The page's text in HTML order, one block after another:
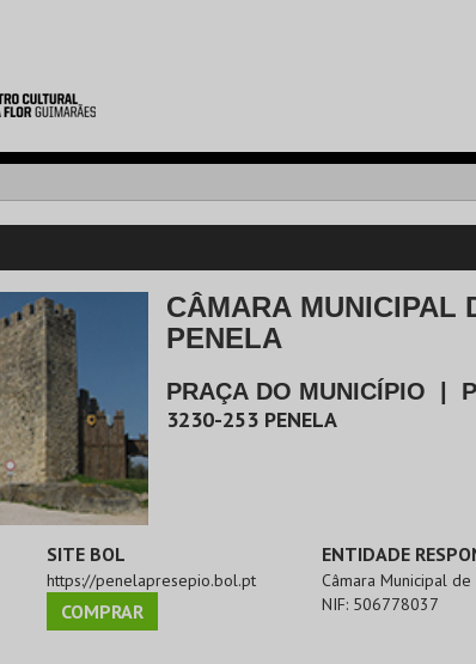
CÂMARA MUNICIPAL
PENELA
PRAÇA DO MUNICÍPIO
3230-253 PENELA
SITE BOL
https://penelapresepio.bol.pt
COMPRAR
ENTIDADE
Câmara Municipal de
NIF: 506778037